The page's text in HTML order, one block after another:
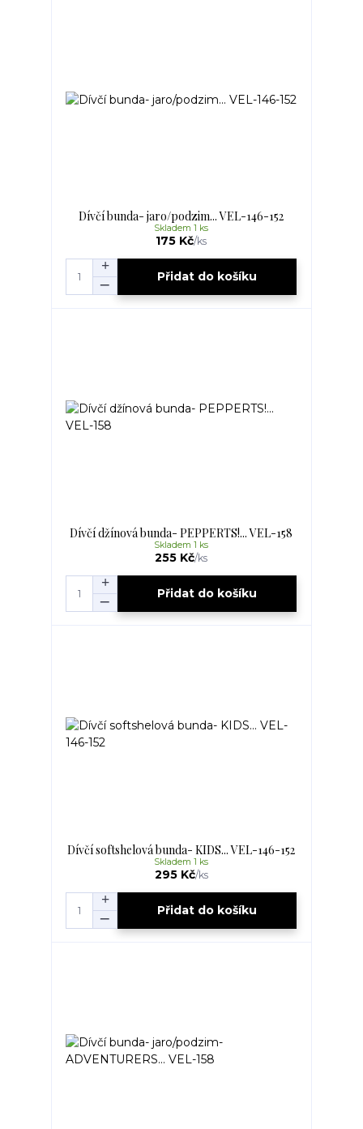
Dívčí bunda- jaro/podzim... VEL-146-152
175 Kč/ks
Skladem 1 ks
Přidat do košíku
Dívčí džínová bunda- PEPPERTS!... VEL-158
255 Kč/ks
Skladem 1 ks
Přidat do košíku
Dívčí softshelová bunda- KIDS... VEL-146-152
295 Kč/ks
Skladem 1 ks
Přidat do košíku